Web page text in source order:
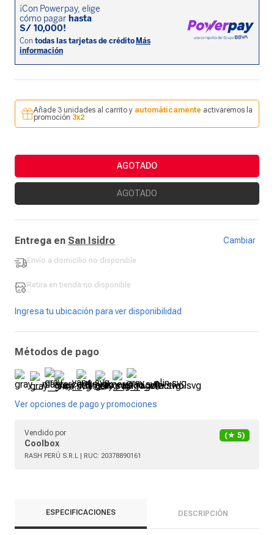
Añade 3 unidades al carrito y automáticamente activaremos la
promoción 3x2
AGOTADO
AGOTADO
Entrega en San Isidro Cambiar
Envío a domicilio no disponible
-
Retira en tienda no disponible
-
Ingresa tu ubicación para ver disponibilidad
Métodos de pago
Ver opciones de pago y promociones
Vendido por
Coolbox
(★ 5)
RASH PERÚ S.R.L | RUC: 20378890161
ESPECIFICACIONES DESCRIPCIÓN